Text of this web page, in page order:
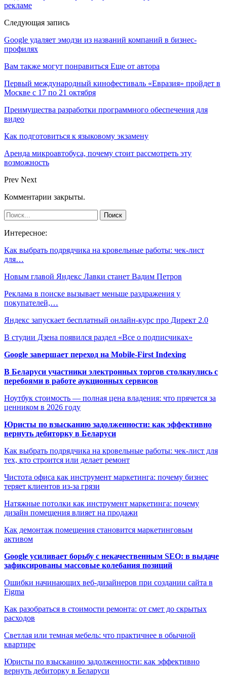
рекламе
Следующая запись
Google удаляет эмодзи из названий компаний в бизнес-
профилях
Вам также могут понравиться Еще от автора
Первый международный кинофестиваль «Евразия» пройдет в
Москве с 17 по 21 октября
Преимущества разработки программного обеспечения для
видео
Как подготовиться к языковому экзамену
Аренда микроавтобуса, почему стоит рассмотреть эту
возможность
Prev Next
Комментарии закрыты.
Интересное:
Как выбрать подрядчика на кровельные работы: чек-лист
для…
Новым главой Яндекс Лавки станет Вадим Петров
Реклама в поиске вызывает меньше раздражения у
покупателей,…
Яндекс запускает бесплатный онлайн-курс про Директ 2.0
В студии Дзена появился раздел «Все о подписчиках»
Google завершает переход на Mobile-First Indexing
В Беларуси участники электронных торгов столкнулись с
перебоями в работе аукционных сервисов
Ноутбук стоимость — полная цена владения: что прячется за
ценником в 2026 году
Юристы по взысканию задолженности: как эффективно
вернуть дебиторку в Беларуси
Как выбрать подрядчика на кровельные работы: чек-лист для
тех, кто строится или делает ремонт
Чистота офиса как инструмент маркетинга: почему бизнес
теряет клиентов из-за грязи
Натяжные потолки как инструмент маркетинга: почему
дизайн помещения влияет на продажи
Как демонтаж помещения становится маркетинговым
активом
Google усиливает борьбу с некачественным SEO: в выдаче
зафиксированы массовые колебания позиций
Ошибки начинающих веб-дизайнеров при создании сайта в
Figma
Как разобраться в стоимости ремонта: от смет до скрытых
расходов
Светлая или темная мебель: что практичнее в обычной
квартире
Юристы по взысканию задолженности: как эффективно
вернуть дебиторку в Беларуси